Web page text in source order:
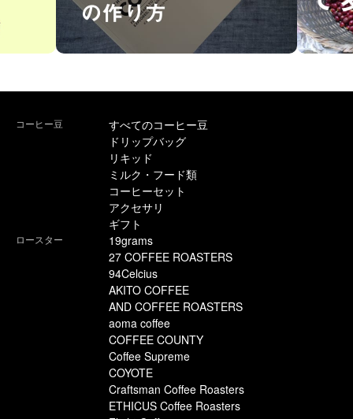
コーヒー豆
すべてのコーヒー豆
ドリップバッグ
リキッド
ミルク・フード類
コーヒーセット
アクセサリ
ギフト
ロースター
19grams
27 COFFEE ROASTERS
94Celcius
AKITO COFFEE
AND COFFEE ROASTERS
aoma coffee
COFFEE COUNTY
Coffee Supreme
COYOTE
Craftsman Coffee Roasters
ETHICUS Coffee Roasters